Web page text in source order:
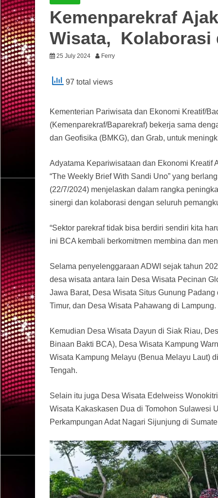
Kemenparekraf
Wisata, Kolaborasi
25 July 2024 Ferry
97 total views
Kementerian Pariwisata dan Ekonomi Kreatif/
(Kemenparekraf/Baparekraf) bekerja sama
dan Geofisika (BMKG), dan Grab, untuk
Adyatama Kepariwisataan dan Ekonomi Kreatif
“The Weekly Brief With Sandi Uno” yang
(22/7/2024) menjelaskan dalam rangka
sinergi dan kolaborasi dengan seluruh
“Sektor parekraf tidak bisa berdiri sendiri kita
ini BCA kembali berkomitmen membina dan
Selama penyelenggaraan ADWI sejak tahun
desa wisata antara lain Desa Wisata Pecinan
Jawa Barat, Desa Wisata Situs Gunung
Timur, dan Desa Wisata Pahawang di Lampung.
Kemudian Desa Wisata Dayun di Siak Riau,
Binaan Bakti BCA), Desa Wisata Kampung
Wisata Kampung Melayu (Benua Melayu Laut)
Tengah.
Selain itu juga Desa Wisata Edelweiss
Wisata Kakaskasen Dua di Tomohon Sulawesi
Perkampungan Adat Nagari Sijunjung di